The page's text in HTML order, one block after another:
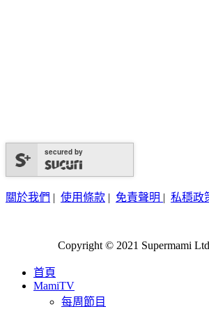
secured by
關於我們 | 使用條款 | 免責聲明 | 私穩政
Copyright © 2021 Supermami
首頁
MamiTV
每周節目